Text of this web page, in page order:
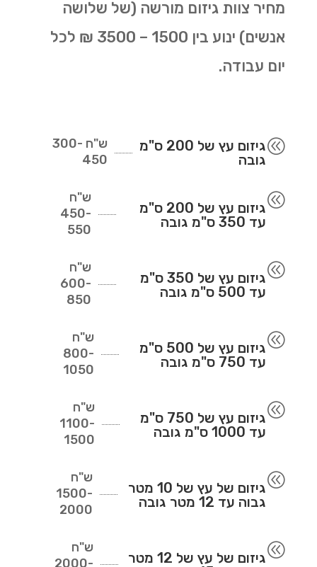
מחיר צוות גיזום מורשה (של שלושה
אנשים) ינוע בין 1500 – 3500 ₪ לכל
יום עבודה.
@
גיזום עץ של 200 ס"מ
גובה
ש"ח 300-
450
@
גיזום עץ של 200 ס"מ
עד 350 ס"מ גובה
ש"ח
450-
550
@
גיזום עץ של 350 ס"מ
עד 500 ס"מ גובה
ש"ח
600-
850
@
גיזום עץ של 500 ס"מ
עד 750 ס"מ גובה
ש"ח
800-
1050
@
גיזום עץ של 750 ס"מ
עד 1000 ס"מ גובה
ש"ח
1100-
1500
@
גיזום של עץ של 10 מטר
גבוה עד 12 מטר גובה
ש"ח
1500-
2000
@
גיזום של עץ של 12 מטר
ש"ח
2000-